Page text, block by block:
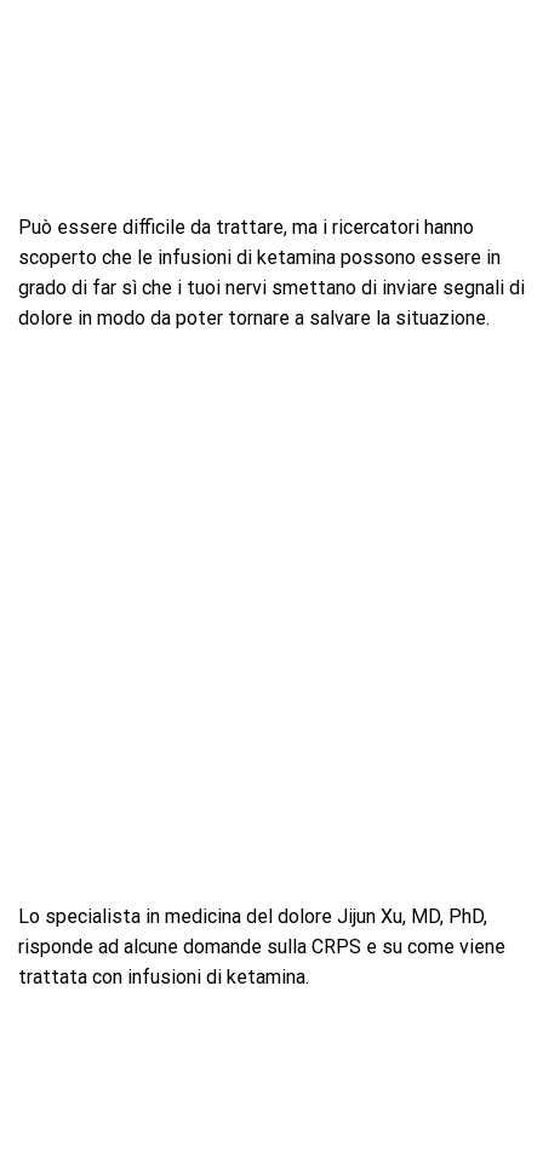
Può essere difficile da trattare, ma i ricercatori hanno
scoperto che le infusioni di ketamina possono essere in
grado di far sì che i tuoi nervi smettano di inviare segnali di
dolore in modo da poter tornare a salvare la situazione.
Lo specialista in medicina del dolore Jijun Xu, MD, PhD,
risponde ad alcune domande sulla CRPS e su come viene
trattata con infusioni di ketamina.